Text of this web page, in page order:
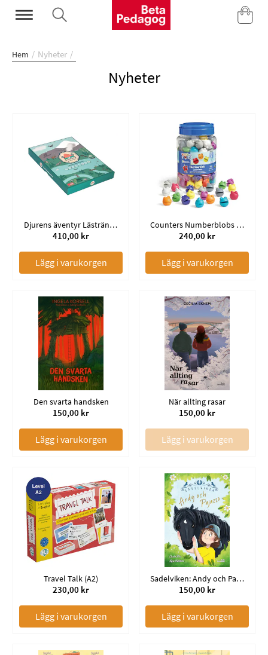
Mina Sidor
Hem Nyheter
Nyheter
Djurens äventyr Lästräningsspel
410,00 kr
Lägg i varukorgen
Counters Numberblobs (120)
240,00 kr
Lägg i varukorgen
Den svarta handsken
150,00 kr
Lägg i varukorgen
När allting rasar
150,00 kr
Lägg i varukorgen
Travel Talk (A2)
230,00 kr
Lägg i varukorgen
Sadelviken: Andy och Pajazzo
150,00 kr
Lägg i varukorgen